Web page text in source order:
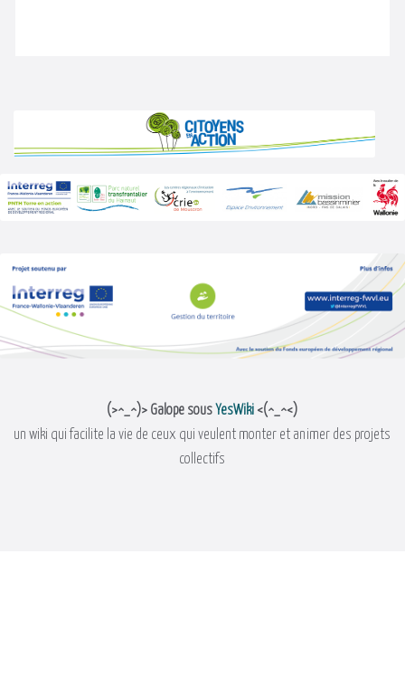
(>^_^)> Galope sous YesWiki <(^_^<)
un wiki qui facilite la vie de ceux qui veulent monter et animer des projets
collectifs